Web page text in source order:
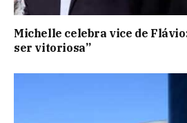
Michelle celebra vice de
ser vitoriosa”